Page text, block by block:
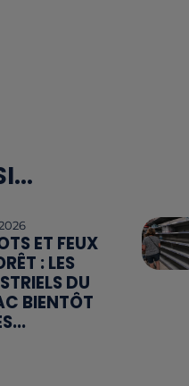
ET FEUX
: LES
DU
BIENTÔT